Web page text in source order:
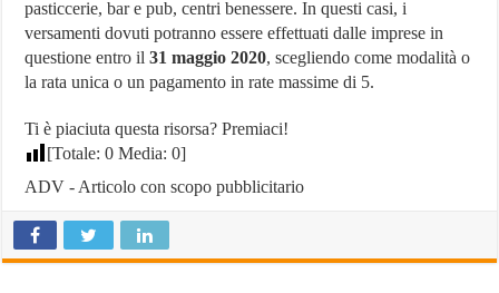
pasticcerie, bar e pub, centri benessere. In questi casi, i
versamenti dovuti potranno essere effettuati dalle imprese in
questione entro il31 maggio 2020, scegliendo come modalità o
la rata unica o un pagamento in rate massime di 5.
Ti è piaciuta questa risorsa? Premiaci!
[Totale:0 Media:0]
ADV - Articolo con scopo pubblicitario